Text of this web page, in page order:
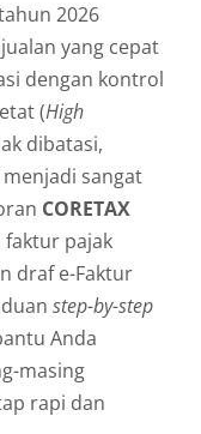
2026
yang cepat
dengan kontrol
(High
dibatasi,
sangat
CORETAX
pajak
draf e-Faktur
step-by-step
Anda
masing
rapi dan